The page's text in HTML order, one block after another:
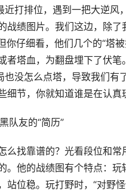
近打排位，遇到一把大逆
战绩图片。我们这边，除
仔细看，他们几个的“塔
塔血，为翻盘埋下了伏笔
也没怎么点塔，导致我们
节，你就知道谁是在认真
队友的“简历”
么找靠谱的？光看段位和
他的战绩图有个特点：玩
位稳。玩打野时，“对野